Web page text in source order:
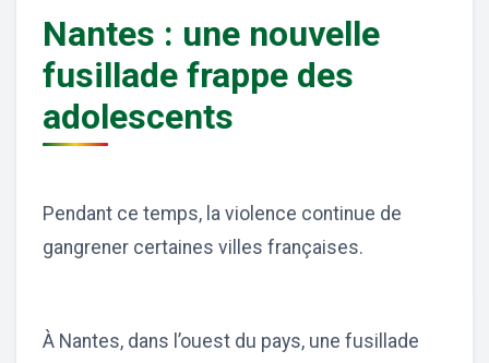
Nantes : une nouvelle
fusillade frappe des
adolescents
Pendant ce temps, la violence continue de
gangrener certaines villes françaises.
À Nantes, dans l’ouest du pays, une fusillade